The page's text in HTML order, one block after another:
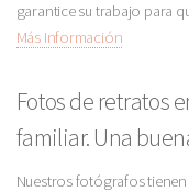
garantice su trabajo para
Más Información
Fotos de retratos
familiar. Una
Nuestros fotógrafos